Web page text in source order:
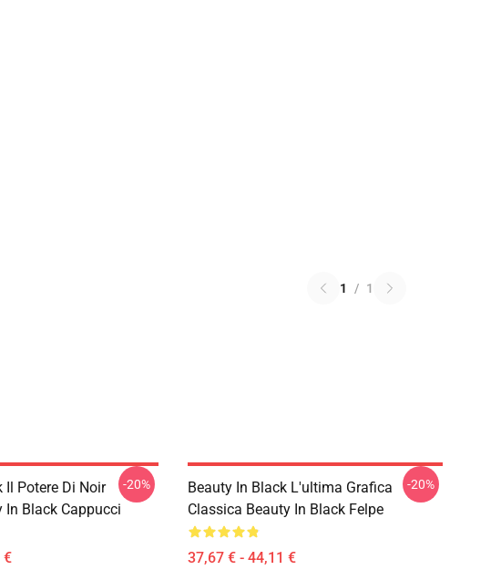
1 / 1
Il Potere Di Noir
In Black Cappucci
€
-20%
Beauty In Black L'ultima Grafica
Classica Beauty In Black Felpe
37,67 € - 44,11 €
-20%